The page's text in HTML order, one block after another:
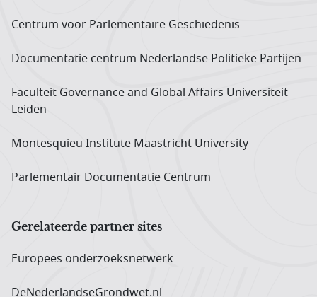
Centrum voor Parlementaire Geschiedenis
Documentatie centrum Neder­landse Politieke Partijen
Faculteit Governance and Global Affairs Universiteit
Leiden
Montesquieu Institute Maastricht University
Parlementair Documentatie Centrum
Gerelateerde partner sites
Europees onderzoeks­netwerk
DeNederlandseGrondwet.nl